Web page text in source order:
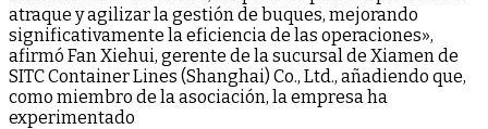
atraque y agilizar la gestión de buques, mejorando
significativamente la eficiencia de las operaciones»,
afirmó Fan Xiehui, gerente de la sucursal de Xiamen de
SITC Container Lines (Shanghai) Co., Ltd., añadiendo que,
como miembro de la asociación, la empresa ha
experimentado